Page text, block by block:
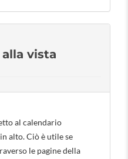
vista
al calendario
alto. Ciò è utile se
le pagine della